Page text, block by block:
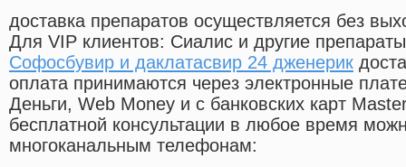
доставка препаратов осуществляется без
Для VIP клиентов: Сиалис и другие
Софосбувир и даклатасвир 24 дженерик
оплата принимаются через электронные
Деньги, Web Money и с банковских карт
бесплатной консультации в любое время
многоканальным телефонам: